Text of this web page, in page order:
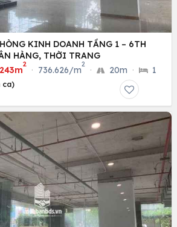
KINH DOANH TẦNG 1 – 6TH
HÀNG, THỜI TRANG
243m
2
· 736.626/m
2
· 20m · 1
ca)